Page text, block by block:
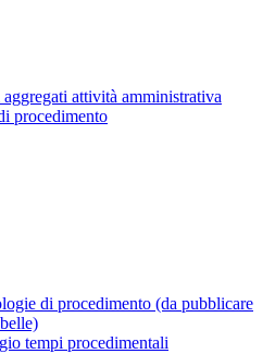
attività amministrativa
procedimento
di procedimento (da pubblicare
tempi procedimentali